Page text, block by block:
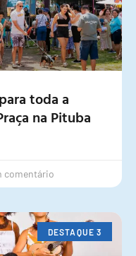
toda a
na Pituba
comentário
DESTAQUE 3